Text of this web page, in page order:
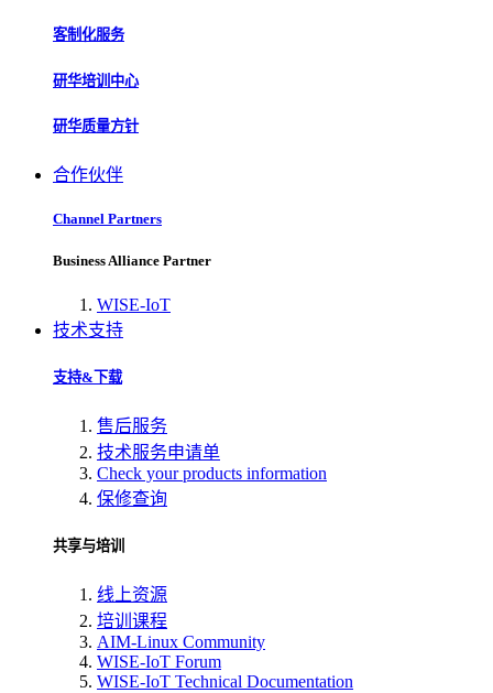
客制化服务
研华培训中心
研华质量方针
合作伙伴
Channel Partners
Business Alliance Partner
WISE-IoT
技术支持
支持&下载
售后服务
技术服务申请单
Check your products information
保修查询
共享与培训
线上资源
培训课程
AIM-Linux Community
WISE-IoT Forum
WISE-IoT Technical Documentation